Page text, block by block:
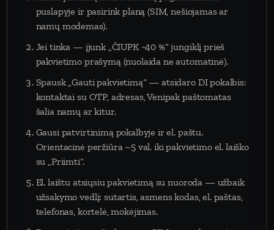
puslapyje ir pasirink planą (SIM, nešiojamas ar
namų modemas).
Jei tinka — įjunk „ČIUPK −40 %“ jungiklį prieš
pakvietimo prašymą (nuolaida ne automatinė).
Spausk „Gauti pakvietimą“ — atsidaro DI pokalbis:
kontaktai su OTP, adresas, Venipak paštomatas
šalia namų ar kitur.
Gausi patvirtinimą pokalbyje ir el. paštu.
Orientacinė peržiūra ~5 val. iki pakvietimo el. laiško
su „Priimti“.
El. laištu atsiųsiu pakvietimą su nuoroda — užbaik
užsakymo vedlį: sutartis, asmens kodas, el. paštas,
telefonas, kortelė, mokėjimas.